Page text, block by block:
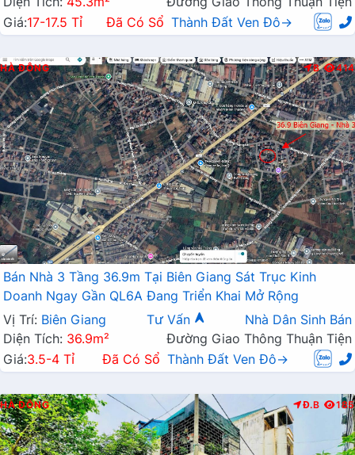
Giá:17-17.5 Tỉ Đã Có Sổ Thành Đất Ven Đô→
HÀ ĐÔNG B 414
Bán Nhà 3 Tầng 36.9m Tại Biên Giang Sát Trục Kinh
Doanh Ngay Gần QL6A Đang Triển Khai Mở Rộng
Vị Trí: Biên Giang Tư Vấn
Nhà Dân Sinh Bán
Diện Tích: 36.9m²
Đường Giao Thông Thuận Tiện
Giá:3.5-4 Tỉ Đã Có Sổ Thành Đất Ven Đô→
HÀ ĐÔNG Đ.B 185